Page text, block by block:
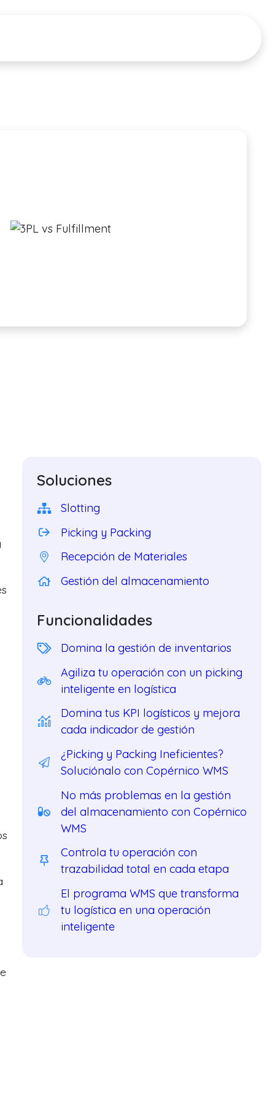
Soluciones
Slotting
Picking y Packing
Recepción de Materiales
Gestión del almacenamiento
Funcionalidades
Domina la gestión de inventarios
Agiliza tu operación con un picking
inteligente en logística
Domina tus KPI logísticos y mejora
cada indicador de gestión
¿Picking y Packing Ineficientes?
Soluciónalo con Copérnico WMS
No más problemas en la gestión
del almacenamiento con Copérnico
WMS
Controla tu operación con
trazabilidad total en cada etapa
El programa WMS que transforma
tu logística en una operación
inteligente